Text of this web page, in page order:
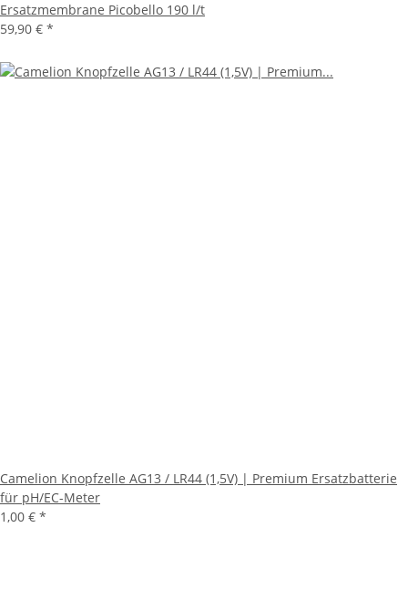
Ersatzmembrane Picobello 190 l/t
59,90 € *
Camelion Knopfzelle AG13 / LR44 (1,5V) | Premium Ersatzbatterie
für pH/EC-Meter
1,00 € *